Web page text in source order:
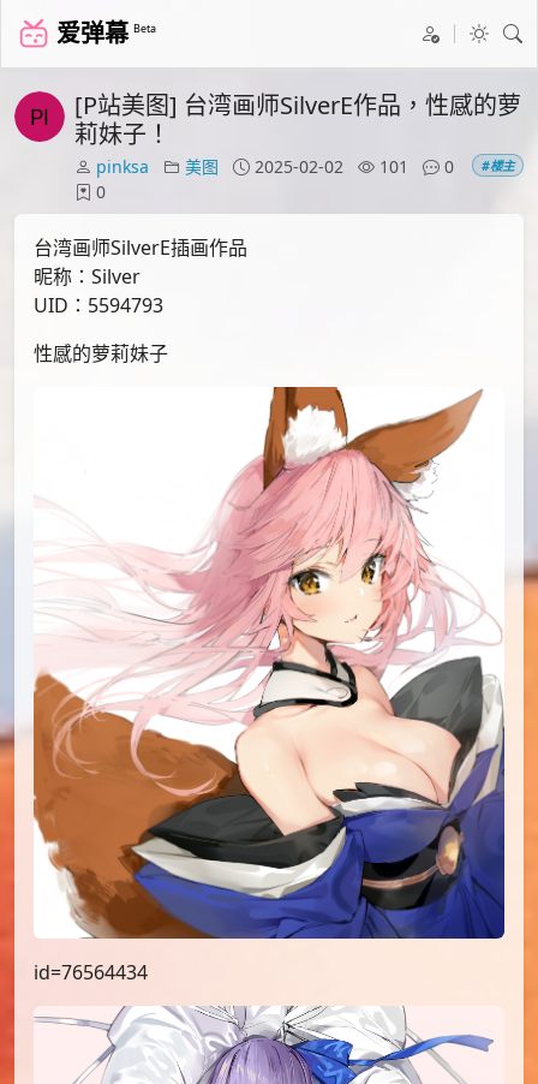
爱弹幕 Beta
[P站美图] 台湾画师SilverE作品，性感的萝
莉妹子！
pinksa 美图 2025-02-02 101
0
0
#楼主
台湾画师SilverE插画作品
昵称：Silver
UID：5594793
性感的萝莉妹子
id=76564434